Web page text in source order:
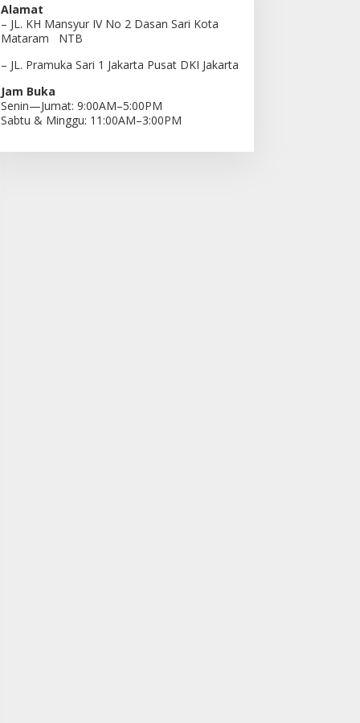
Alamat
– JL. KH Mansyur IV No 2 Dasan Sari Kota
Mataram NTB
– JL. Pramuka Sari 1 Jakarta Pusat DKI Jakarta
Jam Buka
Senin—Jumat: 9:00AM–5:00PM
Sabtu & Minggu: 11:00AM–3:00PM